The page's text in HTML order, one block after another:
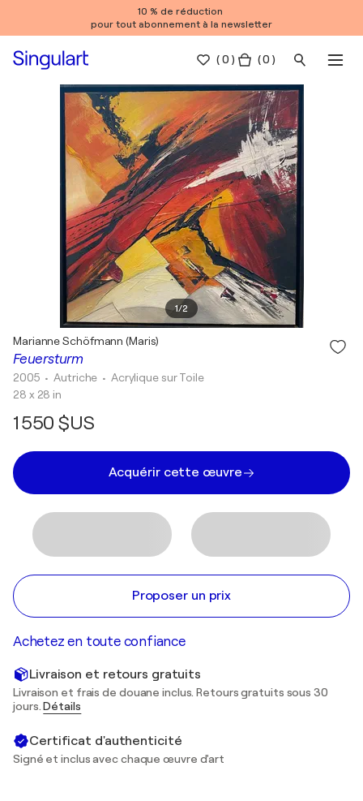
10 % de réduction
pour tout abonnement à la newsletter
(0 ) ( 0 )
1/2
Feuersturm
Marianne Schöfmann (Maris)
2005 • Autriche • Acrylique sur Toile
28 x 28 in
1 550 $US
Acquérir cette œuvre
Proposer un prix
Achetez en toute confiance
Livraison et retours gratuits
Livraison et frais de douane inclus. Retours gratuits sous 30
jours.Détails
Certificat d'authenticité
Signé et inclus avec chaque œuvre d'art